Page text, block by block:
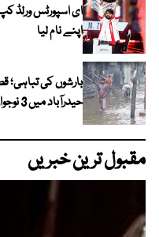
اپنے نام لیا
حیدرآباد میں 3 نوجوان ڈوب گئے
مقبول ترین خبریں